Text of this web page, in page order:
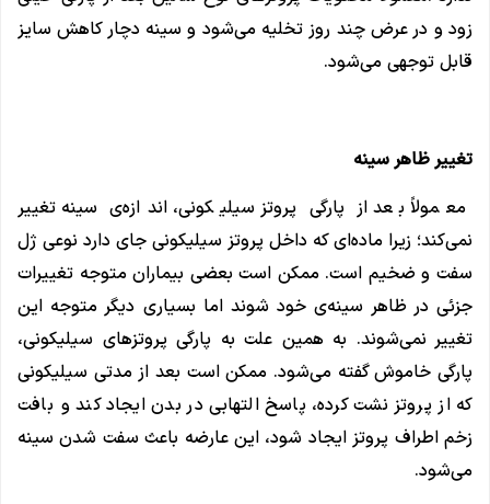
زود و در عرض چند روز تخلیه می‌شود و سینه دچار کاهش سایز
قابل توجهی می‌شود.
تغییر ظاهر سینه
معمولاً بعد از پارگی پروتز سیلیکونی، اندازه‌ی سینه تغییر
نمی‌کند؛ زیرا ماده‌ای که داخل پروتز سیلیکونی جای دارد نوعی ژل
سفت و ضخیم است. ممکن است بعضی بیماران متوجه تغییرات
جزئی در ظاهر سینه‌ی خود شوند اما بسیاری دیگر متوجه این
تغییر نمی‌شوند. به همین علت به پارگی پروتز‌های سیلیکونی،
پارگی خاموش گفته می‌شود. ممکن است بعد از مدتی سیلیکونی
که از پروتز نشت کرده، پاسخ التهابی در بدن ایجاد کند و بافت
زخم اطراف پروتز ایجاد شود، این عارضه باعث سفت شدن سینه
می‌شود.